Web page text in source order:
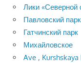
Лики «Северной
Павловский
Гатчинский парк
Михайловское
Ave ,